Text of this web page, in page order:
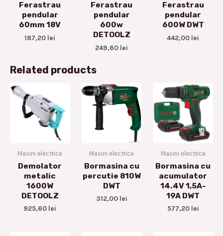
Ferastrau
pendular
60mm 18V
187,20 lei
Ferastrau
pendular
600w
DETOOLZ
249,60 lei
Ferastrau
pendular
600W DWT
442,00 lei
Related products
Masini electrice
Demolator
metalic
1600W
DETOOLZ
925,60 lei
Masini electrice
Bormasina cu
percutie 810W
DWT
312,00 lei
Masini electrice
Bormasina cu
acumulator
14.4V 1,5A-
19A DWT
577,20 lei